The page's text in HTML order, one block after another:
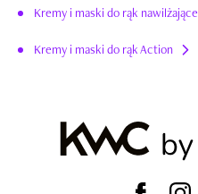
Kremy i maski do rąk nawilżające
Kremy i maski do rąk Action